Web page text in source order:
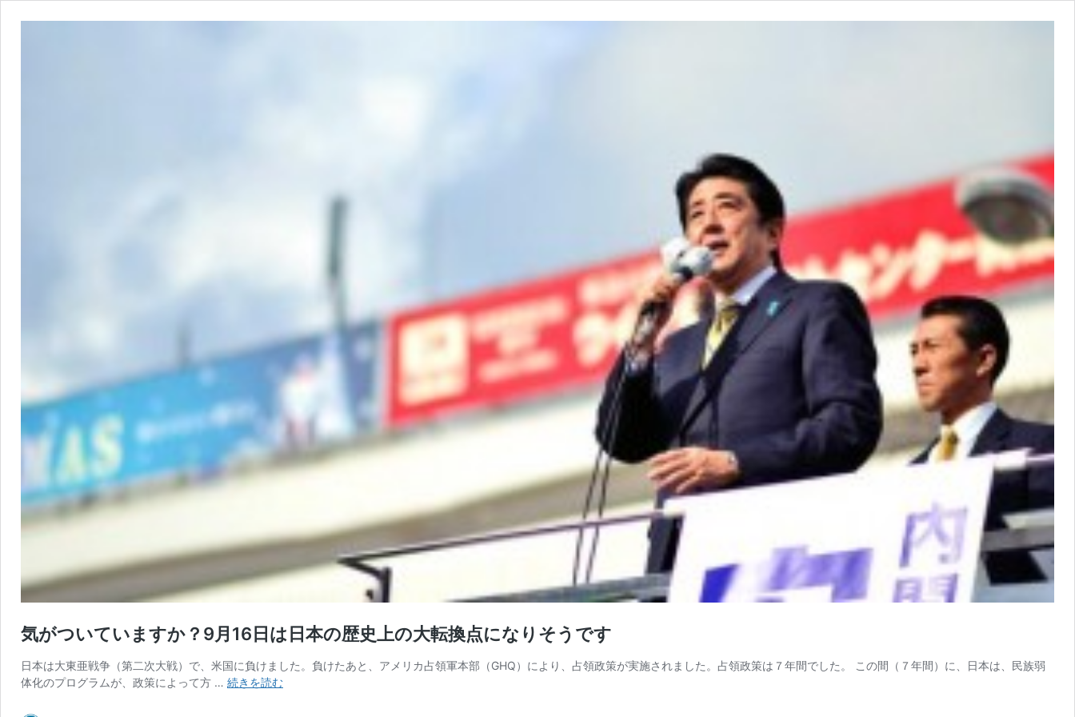
気がついていますか？9月16日は日本の歴史上の大転換点になりそうです
日本は大東亜戦争（第二次大戦）で、米国に負けました。負けたあと、アメリカ占領軍本部（GHQ）により、占領政策が実施されました。占領政策は７年間でした。 この間（７年間）に、日本は、民族弱
体化のプログラムが、政策によって方 … 続きを読む気